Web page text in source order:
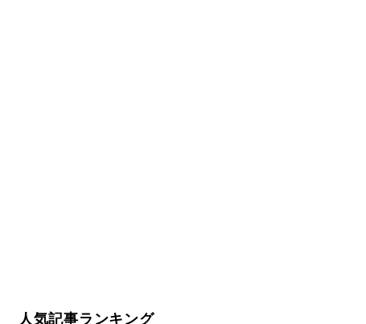
人気記事ランキング